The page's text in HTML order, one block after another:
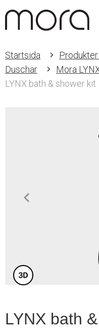
Startsida
Duschar
Mora
LYNX bath & shower kit
LYNX bath